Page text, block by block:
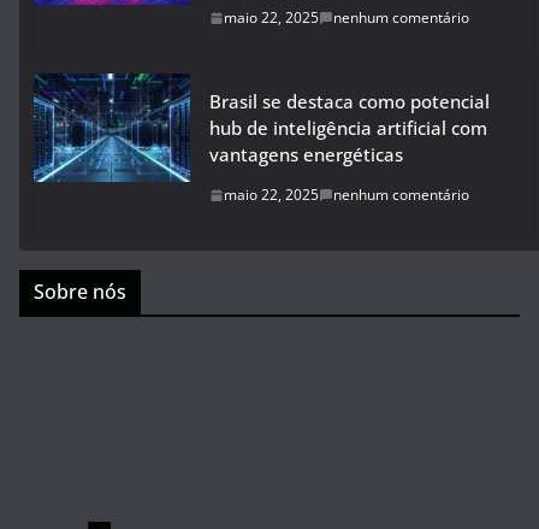
maio 22, 2025 nenhum comentário
Brasil se destaca como potencial
hub de inteligência artificial com
vantagens energéticas
maio 22, 2025 nenhum comentário
Sobre nós